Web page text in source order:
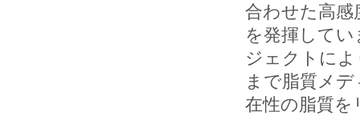
合わせた高感
を発揮して
ジェクトに
まで脂質メ
在性の脂質を